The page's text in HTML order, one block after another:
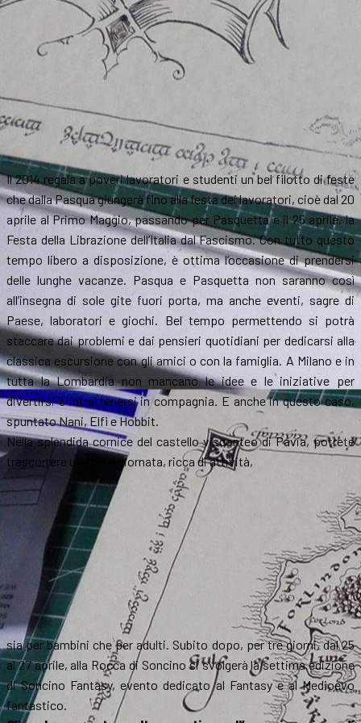
Il 2014 regala a poveri lavoratori e studenti un bel filotto di feste
che dalla Pasqua giungerà fino alla festa dei lavoratori, cioè dal 20
aprile al Primo Maggio, passando per Pasquetta e il 25 aprile, la
Festa della Librazione dell’Italia dal Fascismo. Con tutto questo
tempo libero a disposizione, è ottima l’occasione di prendersi
delle lunghe vacanze. Pasqua e Pasquetta non saranno così
all’insegna di sole gite fuori porta, ma anche eventi, sagre di
Paese, laboratori e giochi. Bel tempo permettendo si potrà
staccare dai problemi e dai pensieri quotidiani per dedicarsi alla
classica escursione con gli amici o con la famiglia. A Milano e in
tutta la Lombardia non mancano le idee e le iniziative per
divertirsi e intrattenersi in compagnia. E anche in questo caso,
spuntato Nani, Elfi e Hobbit.
Nella splendida cornice del castello visconteo di Pavia, potrete
trascorrere una bella giornata, ricca di attività,
sia per bambini che per adulti. Subito dopo, per tre giorni, dal 25
al 27 aprile, alla Rocca di Soncino si svolgerà la settima edizione
di Soncino Fantasy, evento dedicato al Fantasy e al Medioevo
fantastico.